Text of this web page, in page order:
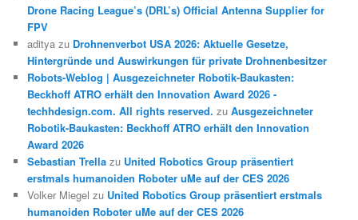
Drone Racing League’s (DRL’s) Official Antenna Supplier for
FPV
aditya zu Drohnenverbot USA 2026: Aktuelle Gesetze,
Hintergründe und Auswirkungen für private Drohnenbesitzer
Robots-Weblog | Ausgezeichneter Robotik-Baukasten:
Beckhoff ATRO erhält den Innovation Award 2026 -
techhdesign.com. All rights reserved. zuAusgezeichneter
Robotik-Baukasten: Beckhoff ATRO erhält den Innovation
Award 2026
Sebastian Trella zu United Robotics Group präsentiert
erstmals humanoiden Roboter uMe auf der CES 2026
Volker Miegel zu United Robotics Group präsentiert erstmals
humanoiden Roboter uMe auf der CES 2026